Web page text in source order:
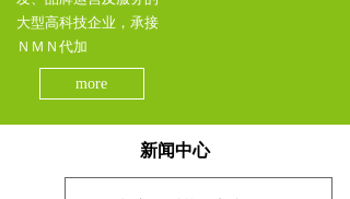
大型高科技企业，承接
ＮＭＮ代加
more
新闻中心